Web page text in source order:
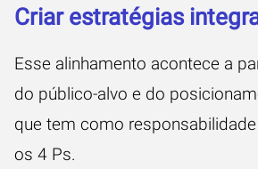
Criar estratégias
Esse alinhamento acontece a
do público-alvo e do
que tem como
os 4 Ps.